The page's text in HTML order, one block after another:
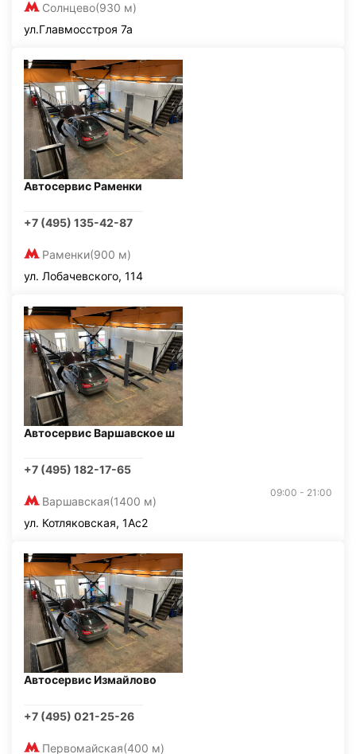
Солнцево(930 м)
ул.Главмосстроя 7а
Автосервис Раменки
+7 (495) 135-42-87
Раменки(900 м)
ул. Лобачевского, 114
Автосервис Варшавское ш
+7 (495) 182-17-65
Варшавская(1400 м)
09:00 - 21:00
ул. Котляковская, 1Ас2
Автосервис Измайлово
+7 (495) 021-25-26
Первомайская(400 м)